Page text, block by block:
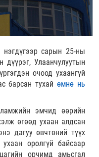
сарын 25-ны
дүүрэг, Улаанчулуутын
очоод ухаангүй
барсан тухайөмнө нь
эмчид өөрийн
өгөөд ухаан алдсан
дагуу өвчтөний түүх
оролгүй байсаар
орчимд амьсгал